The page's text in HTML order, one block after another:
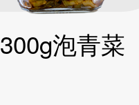
300g泡青菜